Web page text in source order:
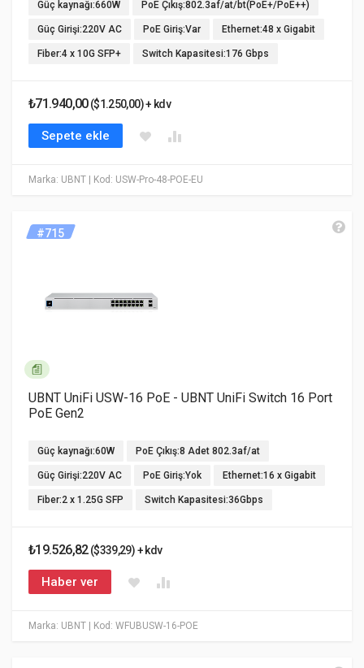
Marka: UBNT | Kod: USW-Pro-48-POE-EU
Güç kaynağı:660W PoE Çıkış:802.3af/at/bt(PoE+/PoE++)
Güç Girişi:220V AC PoE Giriş:Var Ethernet:48 x Gigabit
Fiber:4 x 10G SFP+ Switch Kapasitesi:176 Gbps
₺71.940,00($1.250,00) + kdv
Sepete ekle
Marka: UBNT | Kod: WFUBUSW-16-POE
#715
UBNT UniFi USW-16 PoE - UBNT UniFi Switch 16 Port
PoE Gen2
Güç kaynağı:60W PoE Çıkış:8 Adet 802.3af/at
Güç Girişi:220V AC PoE Giriş:Yok Ethernet:16 x Gigabit
Fiber:2 x 1.25G SFP Switch Kapasitesi:36Gbps
₺19.526,82($339,29) + kdv
Haber ver